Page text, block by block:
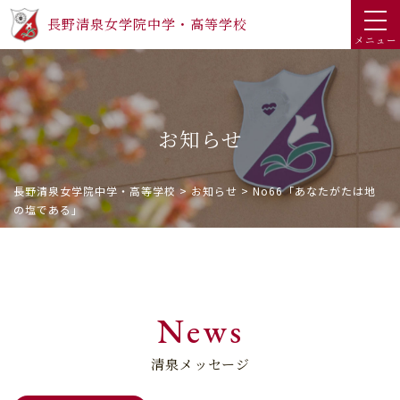
長野清泉女学院中学・高等学校
メニュー
お知らせ
長野清泉女学院中学・高等学校>お知らせ >No66「あなたがたは地
の塩である」
News
清泉メッセージ